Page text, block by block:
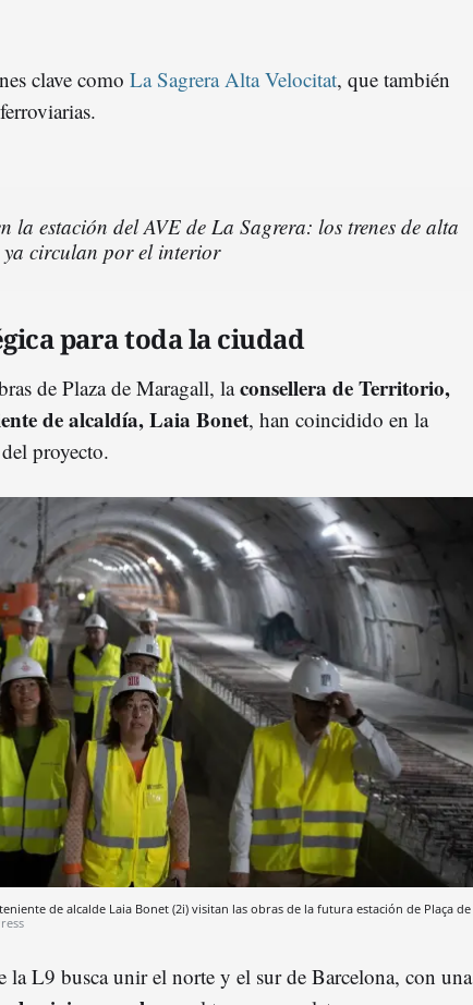
clave como La Sagrera Alta Velocitat, que también
la estación del AVE de La Sagrera: los trenes de alta
ya circulan por el interior
para toda la ciudad
de Plaza de Maragall, laconsellera de Territorio,
de alcaldía, Laia Bonet, han coincidido en la
del proyecto.
de alcalde Laia Bonet (2i) visitan las obras de la futura estación de Plaça de
la L9 busca unir el norte y el sur de Barcelona, con una